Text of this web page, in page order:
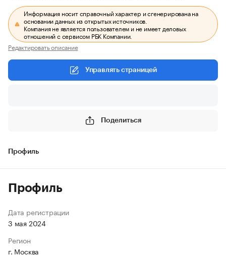
Информация носит справочный характер и сгенерирована на
основании данных из открытых источников.
Компания не является пользователем и не имеет деловых
отношений с сервисом РБК Компании.
Редактировать описание
Управлять страницей
Поделиться
Профиль
Профиль
Дата регистрации
3 мая 2024
Регион
г. Москва